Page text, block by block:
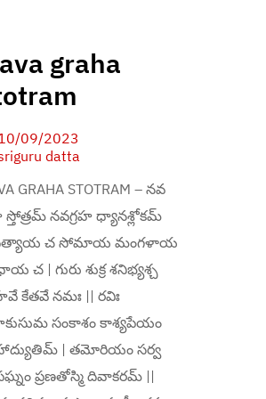
graha
09/2023
datta
GRAHA STOTRAM – నవ
స్తోత్రమ్ నవగ్రహ ధ్యానశ్లోకమ్
చ సోమాయ మంగళాయ
చ | గురు శుక్ర శనిభ్యశ్చ
కేతవే నమః || రవిః
సంకాశం కాశ్యపేయం
| తమోరియం సర్వ
ప్రణతోస్మి దివాకరమ్ ||